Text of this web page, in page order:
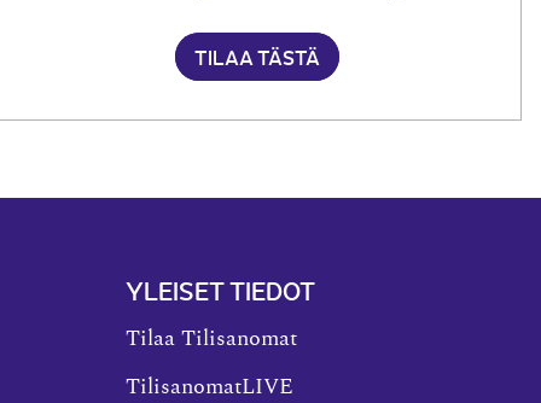
TILAA TÄSTÄ
YLEISET TIEDOT
Tilaa Tilisanomat
TilisanomatLIVE